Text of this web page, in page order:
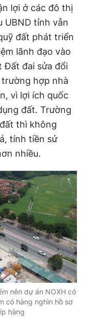
lợi ở các đô thị
UBND tỉnh vẫn
đất phát triển
lãnh đạo vào
Đất đai sửa đổi
trường hợp nhà
vì lợi ích quốc
đất. Trường
thì không
tính tiền sử
nhiều.
nên dự án NOXH có
có hàng nghìn hồ sơ
hàng